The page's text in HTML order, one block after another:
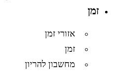
זמן
אזורי זמן
זמן
מחשבון להריון